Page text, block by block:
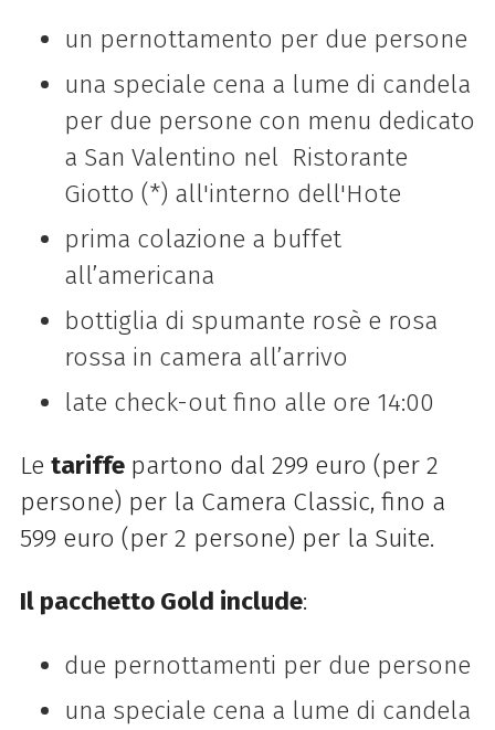
un pernottamento per due persone
una speciale cena a lume di candela
per due persone con menu dedicato
a San Valentino nel Ristorante
Giotto (*) all'interno dell'Hote
prima colazione a buffet
all’americana
bottiglia di spumante rosè e rosa
rossa in camera all’arrivo
late check-out fino alle ore 14:00
Le tariffe partono dal 299 euro (per 2
persone) per la Camera Classic, fino a
599 euro (per 2 persone) per la Suite.
Il pacchetto Gold include:
due pernottamenti per due persone
una speciale cena a lume di candela